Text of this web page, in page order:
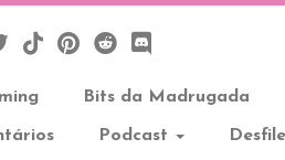
Bits da Madrugada
Podcast